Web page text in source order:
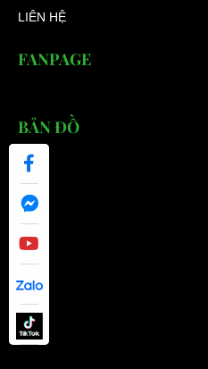
LIÊN HỆ
FANPAGE
BẢN ĐỒ